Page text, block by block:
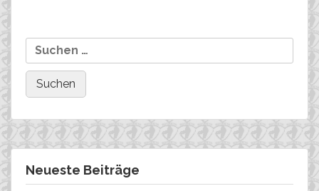
Neueste Beiträge